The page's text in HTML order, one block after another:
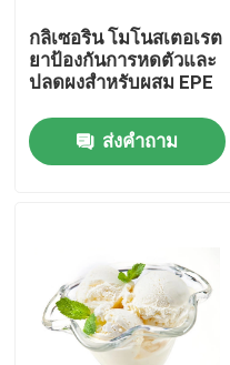
การแสดง VR
กลิเซอริน โมโนสเตอเรต
ยาป้องกันการหดตัวและ
ปลดผงสําหรับผสม EPE
ส่งคำถาม